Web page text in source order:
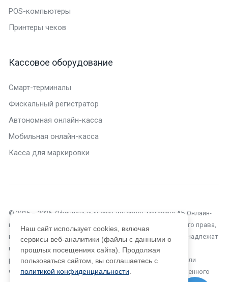
POS-компьютеры
Принтеры чеков
Кассовое оборудование
Смарт-терминалы
Фискальный регистратор
Автономная онлайн-касса
Мобильная онлайн-касса
Касса для маркировки
© 2015 – 2026. Официальный сайт интернет-магазина АБ Онлайн-
касса в Сочи. Текущий сайт является объектом авторского права,
исключительные права, на использование которого принадлежат
компании ООО «Автоматизация Бизнеса». Копирование,
размножение, распространение, перепечатка (целиком или
частично), или иное использование материала без письменного
Наш сайт использует cookies, включая
сервисы веб-аналитики (файлы с данными о
прошлых посещениях сайта). Продолжая
пользоваться сайтом, вы соглашаетесь с
политикой конфиденциальности